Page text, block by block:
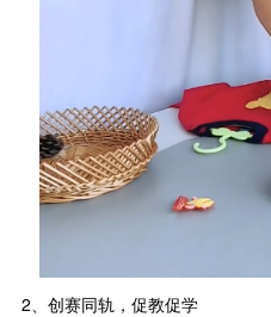
2、创赛同轨，促教促学